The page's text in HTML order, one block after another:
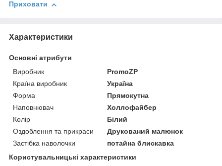
Приховати
Характеристики
Основні атрибути
Виробник
PromoZP
Країна виробник
Україна
Форма
Прямокутна
Наповнювач
Холлофайбер
Колір
Білий
Оздоблення та прикраси
Друкований малюнок
Застібка наволочки
потайна блискавка
Користувальницькі характеристики